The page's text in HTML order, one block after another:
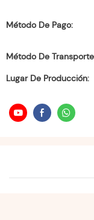
Método De Pago:
Método De
Lugar De Producción: